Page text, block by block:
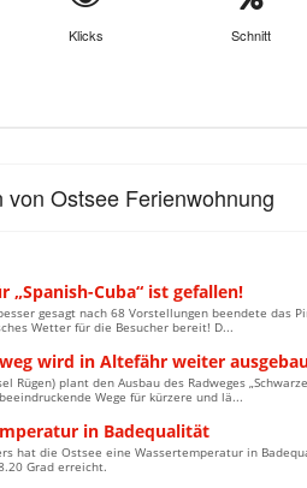
Klicks Schnitt
Ostsee Ferienwohnung
„Spanish-Cuba“ ist gefallen!
gesagt nach 68 Vorstellungen beendete das
Wetter für die Besucher bereit! D...
wird in Altefähr weiter
Rügen) plant den Ausbau des Radweges
Wege für kürzere und lä...
in Badequalität
hat die Ostsee eine Wassertemperatur in
Grad erreicht.